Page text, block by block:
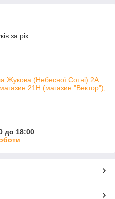
за рік
(Небесної Сотні) 2А.
21Н (магазин "Вектор"),
до 18:00